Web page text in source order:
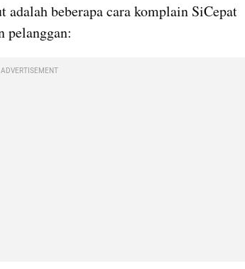
beberapa cara komplain SiCepat
pelanggan:
ADVERTISEMENT